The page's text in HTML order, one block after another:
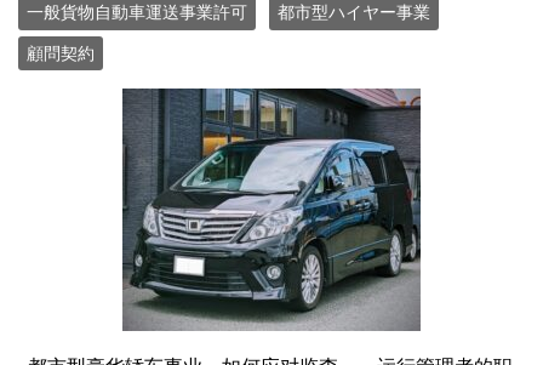
一般貨物自動車運送事業許可 都市型ハイヤー事業
顧問契約